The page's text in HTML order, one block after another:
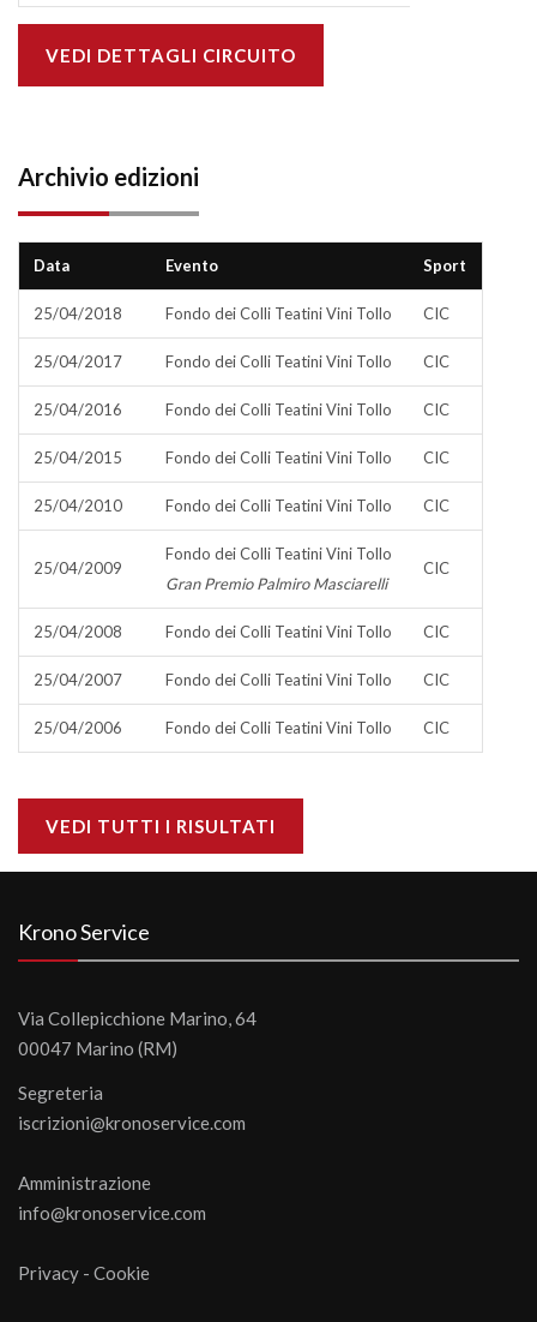
VEDI DETTAGLI CIRCUITO
Archivio edizioni
Data Evento Sport
25/04/2018 Fondo dei Colli Teatini Vini Tollo CIC
25/04/2017 Fondo dei Colli Teatini Vini Tollo CIC
25/04/2016 Fondo dei Colli Teatini Vini Tollo CIC
25/04/2015 Fondo dei Colli Teatini Vini Tollo CIC
25/04/2010 Fondo dei Colli Teatini Vini Tollo CIC
25/04/2009
Fondo dei Colli Teatini Vini Tollo
Gran Premio Palmiro Masciarelli
CIC
25/04/2008 Fondo dei Colli Teatini Vini Tollo CIC
25/04/2007 Fondo dei Colli Teatini Vini Tollo CIC
25/04/2006 Fondo dei Colli Teatini Vini Tollo CIC
VEDI TUTTI I RISULTATI
Krono Service
Via Collepicchione Marino, 64
00047 Marino (RM)
Segreteria
iscrizioni@kronoservice.com
Amministrazione
info@kronoservice.com
Privacy - Cookie